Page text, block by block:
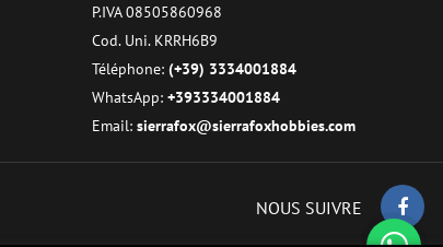
P.IVA 08505860968
Cod. Uni. KRRH6B9
Téléphone: (+39) 3334001884
WhatsApp: +393334001884
Email: sierrafox@sierrafoxhobbies.com
NOUS SUIVRE